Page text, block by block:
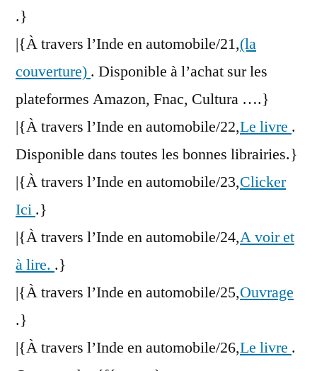
.}
|{À travers l’Inde en automobile/21,(la
couverture) . Disponible à l’achat sur les
plateformes Amazon, Fnac, Cultura ….}
|{À travers l’Inde en automobile/22,Le livre .
Disponible dans toutes les bonnes librairies.}
|{À travers l’Inde en automobile/23,Clicker
Ici .}
|{À travers l’Inde en automobile/24,A voir et
à lire. .}
|{À travers l’Inde en automobile/25,Ouvrage
.}
|{À travers l’Inde en automobile/26,Le livre .